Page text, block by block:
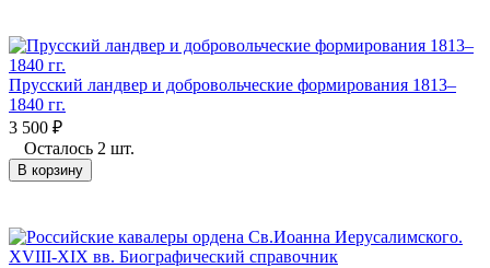
Прусский ландвер и добровольческие формирования 1813–
1840 гг.
3 500 ₽
Осталось 2 шт.
В корзину